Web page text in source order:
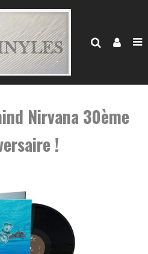
Nirvana 30ème
!